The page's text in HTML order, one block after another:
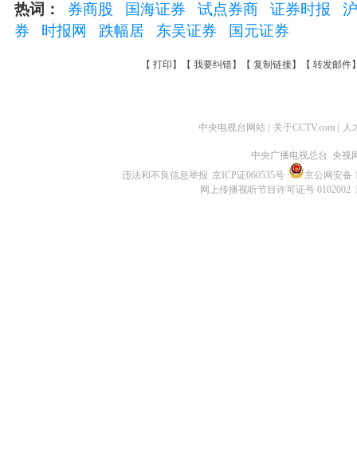
热词： 券商股 国海证券 试点券商 证券时报
券
时报网 跌幅居 东吴证券 国元证券
【 打印 】【 我要纠错】【 复制链接】【 转发邮件
中央电视台网站 关于CCTV.com 人
中央广播电视总台 央视
违法和不良信息举报 京ICP证060535号
京公网安备
网上传播视听节目许可证号 0102002